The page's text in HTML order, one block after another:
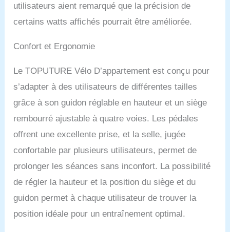
assure une conduite
silencieuse et fluide, n'est
d'inertie de 15 kg et d'une
forte résistance
de résistance magnétique
peut être réglé de 0 à 100
différentes exigences
d'intensité
d'appartement sûr et
stable : la structure
triangulaire unique du
cadre assure la stabilité
lors de la conduite et
utilisateurs aient remarqué que la précision de
certains watts affichés pourrait être améliorée.
Confort et Ergonomie
Le TOPUTURE Vélo D’appartement est conçu pour
s’adapter à des utilisateurs de différentes tailles
grâce à son guidon réglable en hauteur et un siège
rembourré ajustable à quatre voies. Les pédales
offrent une excellente prise, et la selle, jugée
confortable par plusieurs utilisateurs, permet de
prolonger les séances sans inconfort. La possibilité
de régler la hauteur et la position du siège et du
guidon permet à chaque utilisateur de trouver la
position idéale pour un entraînement optimal.